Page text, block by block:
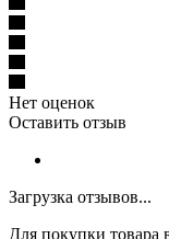
Нет оценок
Оставить отзыв
Загрузка отзывов...
Для покупки товара